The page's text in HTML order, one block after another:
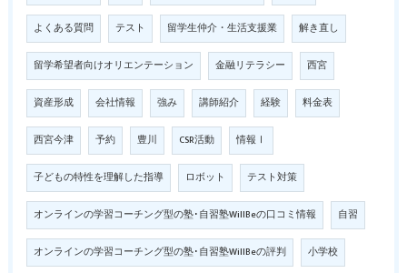
よくある質問 テスト 留学生仲介・生活支援業 解き直し
留学希望者向けオリエンテーション 金融リテラシー 西宮
資産形成 会社情報 強み 講師紹介 経験 料金表
西宮今津 予約 豊川 CSR活動 情報Ⅰ
子どもの特性を理解した指導 ロボット テスト対策
オンラインの学習コーチング型の塾･自習塾WillBeの口コミ情報 自習
オンラインの学習コーチング型の塾･自習塾WillBeの評判 小学校